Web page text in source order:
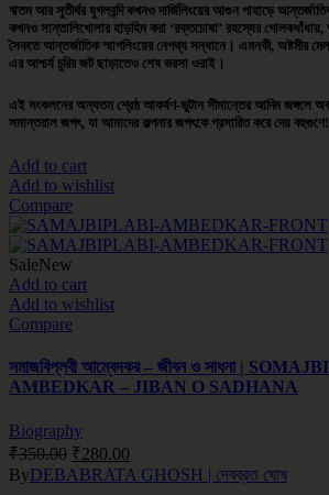
ঋতম আর সুতীর্থর যুগলবন্দি কখনও দার্জিলিংয়ের আগুন পাহাড়ে
কখনও সান্তালিখোলার হাড়হিম করা ‘রক্তচোষা’ রহস্যের
সৈকতে আন্তর্জাতিক স্মাগলিংয়ের নেপথ্য সন্ধানে। এমনকী, অষ্টমীর
এর আশ্চর্য চুরির জট ছাড়াতেও শেষ ভরসা ওরাই।
এই সংকলনের অন্যতম শ্রেষ্ঠ আকর্ষণ-ভুটান সীমান্তের আদিম জঙ্গলে
সমান্তরাল জগৎ, যা আমাদের কল্পনার জগৎকে প্রসারিত করে দেয় বহুগুণে!
Add to cart
Add to wishlist
Compare
SaleNew
Add to cart
Add to wishlist
Compare
সমাজবিপ্লবী আম্বেদকর – জীবন ও সাধনা |
AMBEDKAR – JIBAN O SADHANA
Biography
₹350.00 ₹280.00
ByDEBABRATA GHOSH | দেবব্রত ঘোষ